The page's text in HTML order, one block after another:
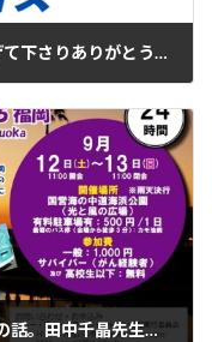
初回のものと大きな隔たりなく仕上げて下さりありがとうございます
リレーフォーライフ福岡2015 乳がんの話。田中千晶先生による講演